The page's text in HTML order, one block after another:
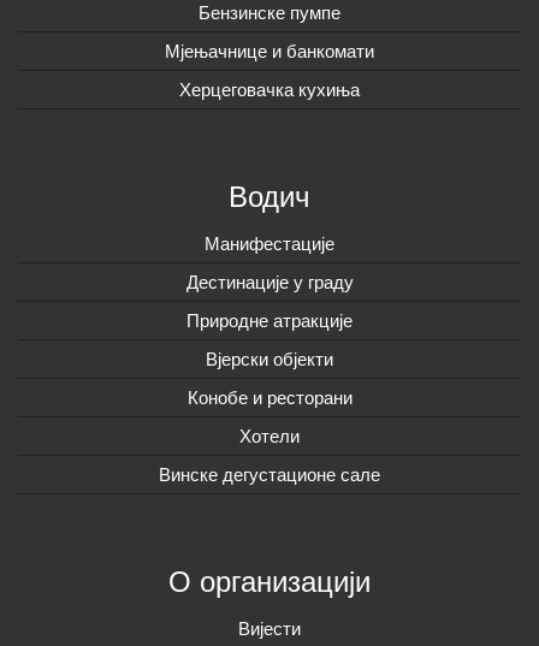
Бензинске пумпе
Мјењачнице и банкомати
Херцеговачка кухиња
Водич
Манифестације
Дестинације у граду
Природне атракције
Вјерски објекти
Конобе и ресторани
Хотели
Винске дегустационе сале
О организацији
Вијeсти